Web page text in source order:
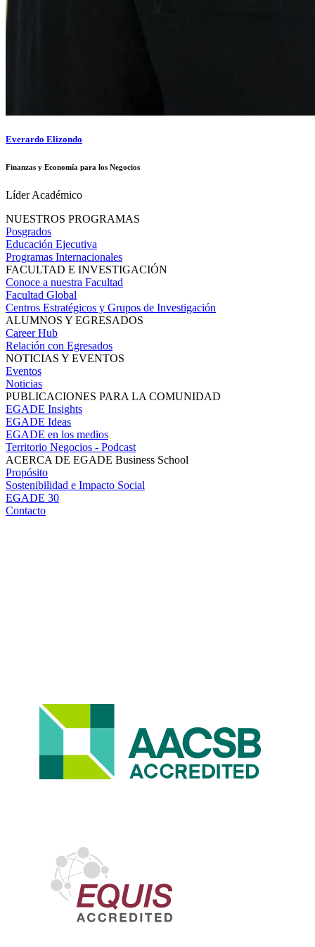
Everardo Elizondo
Finanzas y Economía para los Negocios
Líder Académico
NUESTROS PROGRAMAS
Posgrados
Educación Ejecutiva
Programas Internacionales
FACULTAD E INVESTIGACIÓN
Conoce a nuestra Facultad
Facultad Global
Centros Estratégicos y Grupos de Investigación
ALUMNOS Y EGRESADOS
Career Hub
Relación con Egresados
NOTICIAS Y EVENTOS
Eventos
Noticias
PUBLICACIONES PARA LA COMUNIDAD
EGADE Insights
EGADE Ideas
EGADE en los medios
Territorio Negocios - Podcast
ACERCA DE EGADE Business School
Propósito
Sostenibilidad e Impacto Social
EGADE 30
Contacto